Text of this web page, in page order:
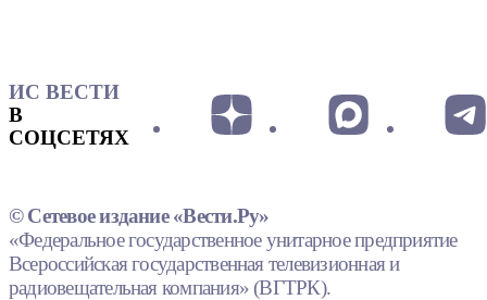
ИС ВЕСТИ
В
СОЦСЕТЯХ
© Сетевое издание «Вести.Ру»
«Федеральное государственное унитарное предприятие
Всероссийская государственная телевизионная и
радиовещательная компания» (ВГТРК).